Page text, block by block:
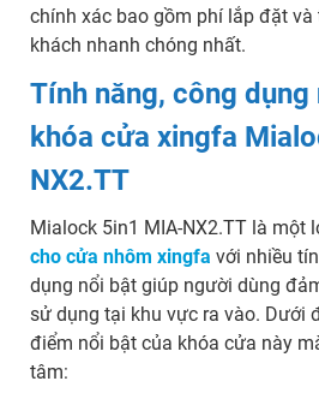
chính xác bao gồm phí lắp đặt và
khách nhanh chóng nhất.
Tính năng, công dụng
khóa cửa xingfa
NX2.TT
Mialock 5in1 MIA-NX2.TT là một
cho cửa nhôm xingfa với nhiều
dụng nổi bật giúp người dùng
sử dụng tại khu vực ra vào. Dưới
điểm nổi bật của khóa cửa này
tâm: